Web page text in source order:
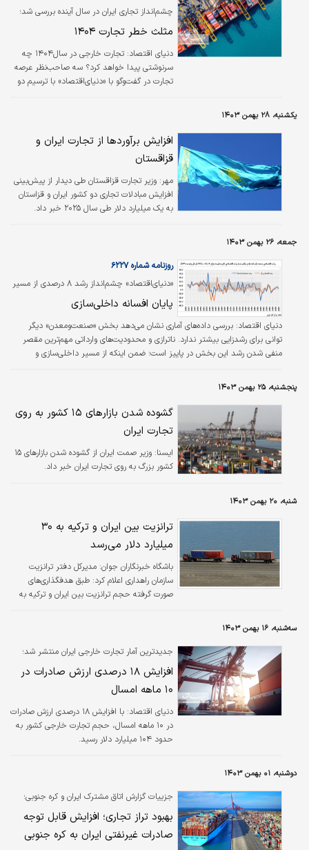
چشم‌انداز تجاری ایران در سال آینده بررسی شد؛
مثلث خطر تجارت ۱۴۰۴
دنیای اقتصاد:
تجارت خارجی در سال۱۴۰۴ چه
سرنوشتی پیدا خواهد کرد؟ سه صاحب‌نظر عرصه
تجارت در گفت‌وگو با «دنیای‌اقتصاد» با ترسیم دو
یکشنبه، ۲۸ بهمن ۱۴۰۳
افزایش برآورد‌ها از تجارت ایران و
قزاقستان
مهر: وزیر تجارت قزاقستان طی دیدار از پیش‌بینی
افزایش مبادلات تجاری دو کشور ایران و قزاستان
به یک میلیارد دلار طی سال ۲۰۲۵ خبر داد.
جمعه، ۲۶ بهمن ۱۴۰۳
«دنیای‌اقتصاد» چشم‌انداز رشد ۸ درصدی از مسیر
صنعت را بررسی می‌کند؛
روزنامه شماره ۶۲۲۷
پایان افسانه داخلی‌سازی
دنیای اقتصاد: بررسی داده‌های آماری نشان می‌دهد بخش «صنعت‌ومعدن» دیگر
توانی برای رشدزایی بیشتر ندارد. ناترازی و محدودیت‌های وارداتی مهم‌ترین مقصر
منفی شدن رشد این بخش در پاییز است؛ ضمن اینکه از مسیر داخلی‌سازی و
پیشنهاد می‌کنند سیاستگذار با تعریف یک مسیر جدید برای تجارت خارجی کشور،
تولید داخلی را برای توسعه صادرات آماده کند. بخش تولید تنها در این شرایط است
که ضمن تحریک رشد اقتصادی، امکان تحقق اهداف برنامه هفتم توسعه را پیدا
پنجشنبه، ۲۵ بهمن ۱۴۰۳
گشوده شدن بازارهای ۱۵ کشور به روی
تجارت ایران
ایسنا:
وزیر صمت ایران از گشوده شدن بازارهای ۱۵
کشور بزرگ به روی تجارت ایران خبر داد.
شنبه، ۲۰ بهمن ۱۴۰۳
ترانزیت بین ایران و ترکیه به ۳۰
میلیارد دلار می‌رسد
باشگاه خبرنگاران جوان: مدیرکل دفتر ترانزیت
سازمان راهداری اعلام کرد: طبق هدفگذاری‌های
صورت گرفته حجم ترانزیت بین ایران و ترکیه به
سه‌شنبه، ۱۶ بهمن ۱۴۰۳
جدیدترین آمار تجارت خارجی ایران منتشر شد؛
افزایش ۱۸ درصدی ارزش صادرات در
۱۰ ماهه امسال
دنیای اقتصاد: با افزایش ۱۸ درصدی ارزش صادرات
در ۱۰ ماهه امسال، حجم تجارت خارجی کشور به
حدود ۱۰۴ میلیارد دلار رسید.
دوشنبه، ۰۱ بهمن ۱۴۰۳
جزییات گزارش اتاق مشترک ایران و کره جنوبی؛
بهبود تراز تجاری؛ افزایش قابل توجه
صادرات غیرنفتی ایران به کره جنوبی